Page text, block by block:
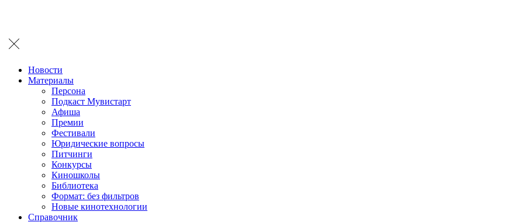
Новости
Материалы
Персона
Подкаст Мувистарт
Афиша
Премии
Фестивали
Юридические вопросы
Питчинги
Конкурсы
Киношколы
Библиотека
Формат: без фильтров
Новые кинотехнологии
Справочник